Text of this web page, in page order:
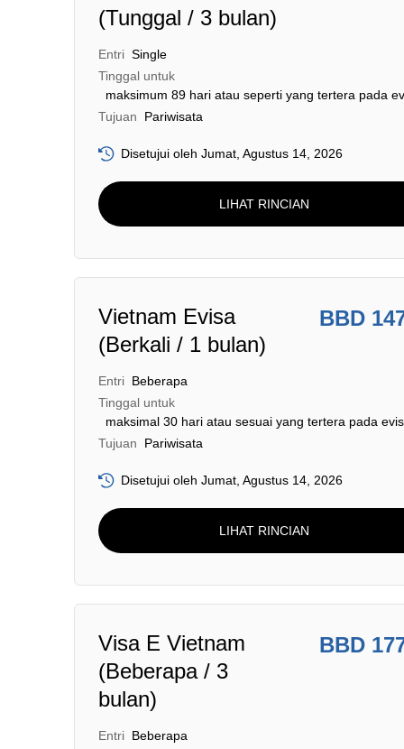
(Tunggal / 3 bulan)
Entri Single
Tinggal untuk
maksimum 89 hari atau seperti yang tertera pada
Tujuan
Pariwisata
Disetujui oleh Jumat, Agustus 14, 2026
LIHAT RINCIAN
Vietnam Evisa
(Berkali / 1 bulan)
BBD
Entri Beberapa
Tinggal untuk
maksimal 30 hari atau sesuai yang tertera pada
Tujuan
Pariwisata
Disetujui oleh Jumat, Agustus 14, 2026
LIHAT RINCIAN
Visa E Vietnam
(Beberapa / 3
bulan)
BBD
Entri Beberapa